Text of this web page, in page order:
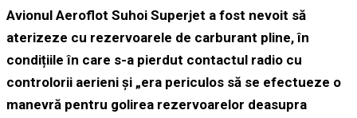
Avionul Aeroflot Suhoi Superjet a fost nevoit să
aterizeze cu rezervoarele de carburant pline, în
condițiile în care s-a pierdut contactul radio cu
controlorii aerieni și „era periculos să se efectueze o
manevră pentru golirea rezervoarelor deasupra